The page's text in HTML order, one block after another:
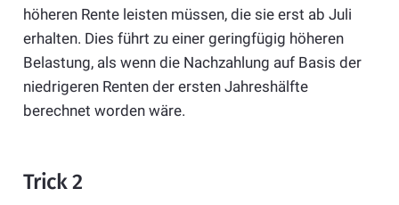
höheren Rente leisten müssen, die sie erst ab Juli
erhalten. Dies führt zu einer geringfügig höheren
Belastung, als wenn die Nachzahlung auf Basis der
niedrigeren Renten der ersten Jahreshälfte
berechnet worden wäre.
Trick 2